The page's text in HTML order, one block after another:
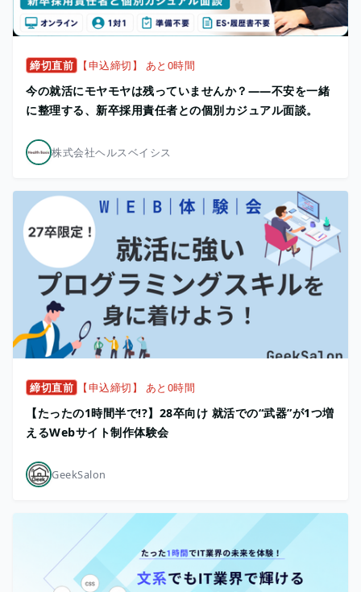
締切直前 【申込締切】 あと0時間
今の就活にモヤモヤは残っていませんか？——不安を一緒
に整理する、新卒採用責任者との個別カジュアル面談。
株式会社ヘルスベイシス
締切直前 【申込締切】 あと0時間
【たったの1時間半で!?】28卒向け 就活での“武器”が1つ増
えるWebサイト制作体験会
GeekSalon